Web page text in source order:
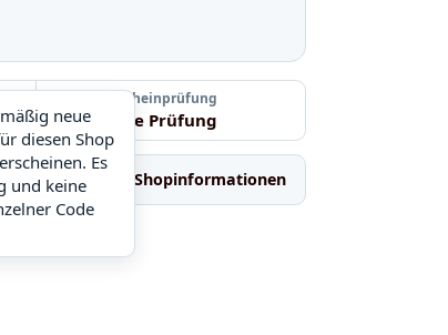
neue
diesen Shop
Es
und keine
Code
Letzte Gutscheinprüfung
Noch keine Prüfung
Shops Shopinformationen